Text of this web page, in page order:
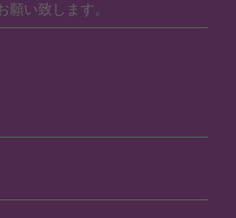
願い致します。